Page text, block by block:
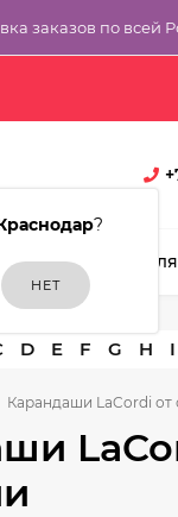
заказов по всей
?
Кисти
D E F G H I
Карандаши LaCordi от